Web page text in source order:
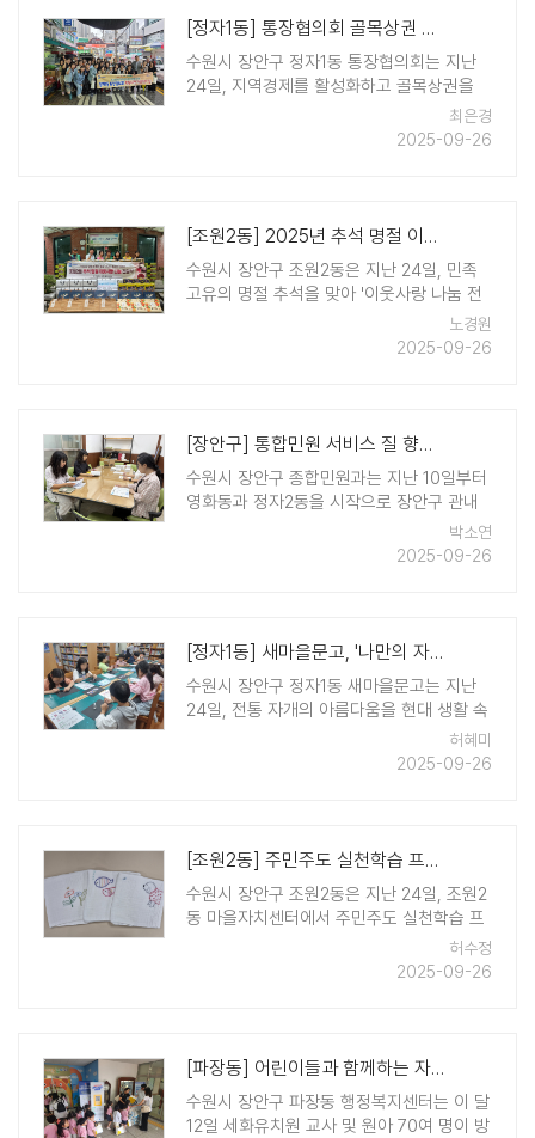
[정자1동] 통장협의회 골목상권 살리는 '전통시장 장보기의 날' 개최
수원시 장안구 정자1동 통장협의회는 지난
24일, 지역경제를 활성화하고 골목상권을
보호하는 일환으로 북수원시장 상인회와의
전통시장 이용 활성화를 위한 '전통시장 장
최은경
2025-09-26
[조원2동] 2025년 추석 명절 이웃 사랑 나눔 전달식 실시
수원시 장안구 조원2동은 지난 24일, 민족
고유의 명절 추석을 맞아 '이웃사랑 나눔 전
달식'을 실시했다. 이번 전달식은 조원2동 단
체 및 기업, 지역주민의 자발적 참여로 마련
노경원
2025-09-26
[장안구] 통합민원 서비스 질 향상을 위한 '찾아가는 동 민원담당 하반기 ..
수원시 장안구 종합민원과는 지난 10일부터
영화동과 정자2동을 시작으로 장안구 관내
10개동 민원담당 공직자를 대상으로 '찾아가
는 동 민원담당 하반기 직무교육'을 실시했
박소연
2025-09-26
[정자1동] 새마을문고, '나만의 자개 그립톡 만들기' 프로그램 진행
수원시 장안구 정자1동 새마을문고는 지난
24일, 전통 자개의 아름다움을 현대 생활 속
아이템과 접목한 '나만의 자개 그립톡 만들
기' 프로그램을 진행했다. 이번 프로그램은
허혜미
2025-09-26
[조원2동] 주민주도 실천학습 프로그램 '나만의 손수건 만들기' 운영
수원시 장안구 조원2동은 지난 24일, 조원2
동 마을자치센터에서 주민주도 실천학습 프
로그램인 '나만의 손수건 만들기' 운영을 시
작했다. 이번 프로그램은 하반기 동 평생학
허수정
2025-09-26
[파장동] 어린이들과 함께하는 자원순환 체험
수원시 장안구 파장동 행정복지센터는 이 달
12일 세화유치원 교사 및 원아 70여 명이 방